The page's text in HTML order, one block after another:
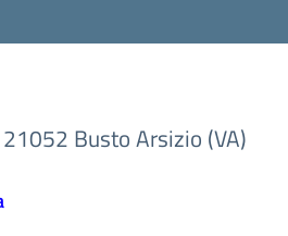
Busto Arsizio (VA)